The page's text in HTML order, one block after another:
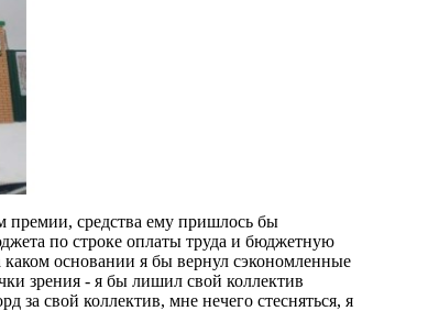
средства ему пришлось бы
по строке оплаты труда и бюджетную
основании я бы вернул сэкономленные
зрения - я бы лишил свой коллектив
свой коллектив, мне нечего стесняться, я